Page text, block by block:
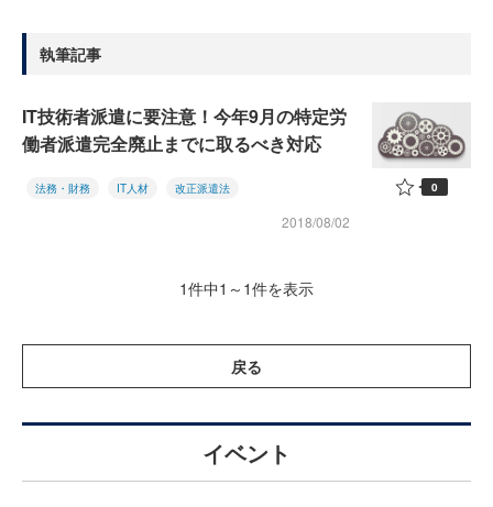
執筆記事
IT技術者派遣に要注意！今年9月の特定労
働者派遣完全廃止までに取るべき対応
法務・財務 IT人材 改正派遣法
2018/08/02
0
1件中1～1件を表示
戻る
イベント